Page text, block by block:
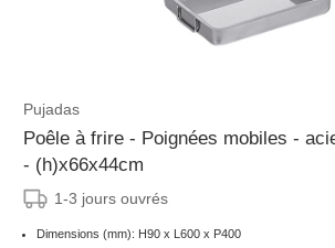
Pujadas
Poêle à frire - Poignées mobiles -
- (h)x66x44cm
1-3 jours ouvrés
Dimensions (mm): H90 x L600 x P400